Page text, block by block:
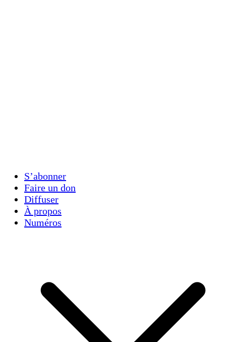
S’abonner
Faire un don
Diffuser
À propos
Numéros